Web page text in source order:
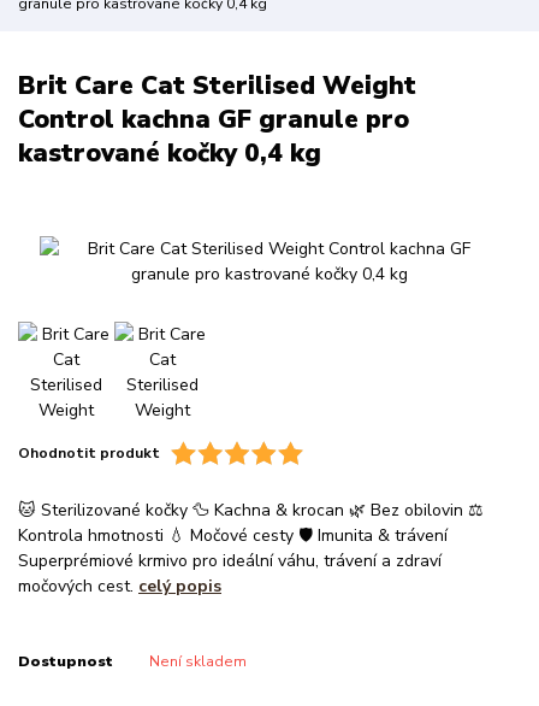
granule pro kastrované kočky 0,4 kg
Brit Care Cat Sterilised Weight
Control kachna GF granule pro
kastrované kočky 0,4 kg
Ohodnotit produkt
🐱 Sterilizované kočky 🦆 Kachna & krocan 🌿 Bez obilovin ⚖️
Kontrola hmotnosti 💧 Močové cesty 🛡️ Imunita & trávení
Superprémiové krmivo pro ideální váhu, trávení a zdraví
močových cest. celý popis
Dostupnost Není skladem